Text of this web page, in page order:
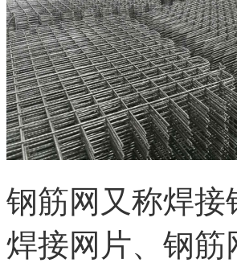
钢筋网又称焊
焊接网片、钢